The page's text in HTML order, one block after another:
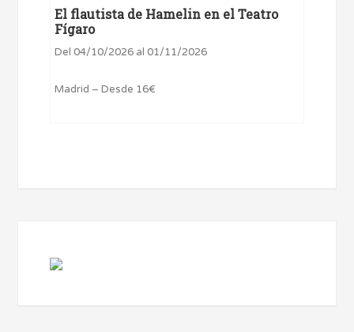
El flautista de Hamelin en el Teatro
Fígaro
Del 04/10/2026 al 01/11/2026
Madrid – Desde 16€